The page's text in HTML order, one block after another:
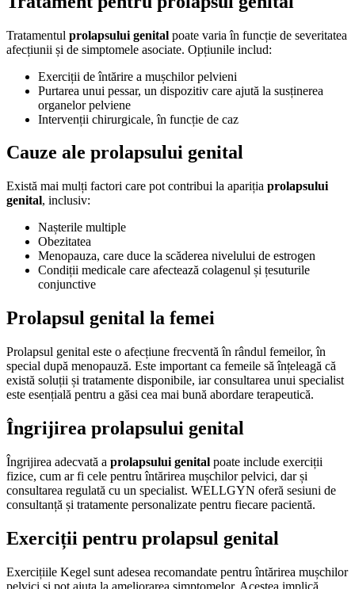
Tratamentul prolapsului genital poate varia în funcție de severitatea
afecțiunii și de simptomele asociate. Opțiunile includ:
Exerciții de întărire a mușchilor pelvieni
Purtarea unui pessar, un dispozitiv care ajută la susținerea
organelor pelviene
Intervenții chirurgicale, în funcție de caz
Cauze ale prolapsului genital
Există mai mulți factori care pot contribui la apariția prolapsului
genital, inclusiv:
Nașterile multiple
Obezitatea
Menopauza, care duce la scăderea nivelului de estrogen
Condiții medicale care afectează colagenul și țesuturile
conjunctive
Prolapsul genital la femei
Prolapsul genital este o afecțiune frecventă în rândul femeilor, în
special după menopauză. Este important ca femeile să înțeleagă că
există soluții și tratamente disponibile, iar consultarea unui specialist
este esențială pentru a găsi cea mai bună abordare terapeutică.
Îngrijirea prolapsului genital
Îngrijirea adecvată a prolapsului genital poate include exerciții
fizice, cum ar fi cele pentru întărirea mușchilor pelvici, dar și
consultarea regulată cu un specialist. WELLGYN oferă sesiuni de
consultanță și tratamente personalizate pentru fiecare pacientă.
Exerciții pentru prolapsul genital
Exercițiile Kegel sunt adesea recomandate pentru întărirea mușchilor
pelvici și pot ajuta la ameliorarea simptomelor. Acestea implică